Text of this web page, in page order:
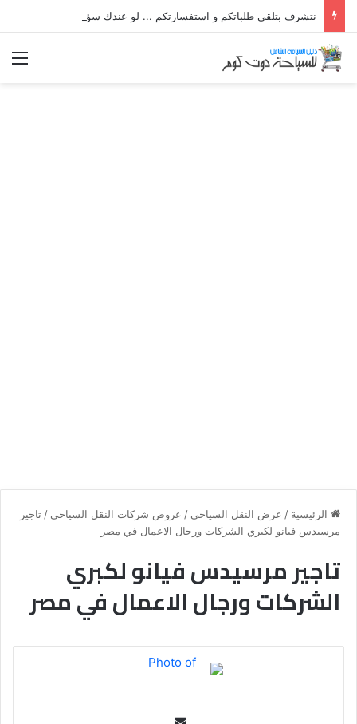
الرئيسية / عرض النقل السياحي / عروض شركات النقل السياحي / تاجير
مرسيدس فيانو لكبري الشركات ورجال الاعمال في مصر
تاجير مرسيدس فيانو لكبري
الشركات ورجال الاعمال في مصر